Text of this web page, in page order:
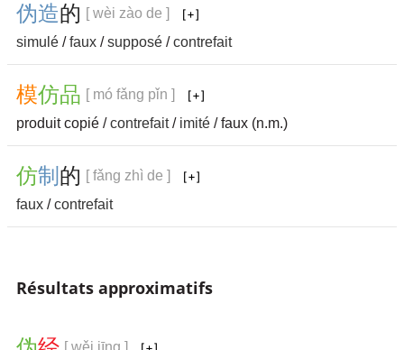
伪造的 [ wèi zào de ]
simulé /faux /supposé /contrefait
模仿品 [ mó fǎng pǐn ]
produit copié /contrefait/ imité / faux (n.m.)
仿制 的 [ fǎng zhì de ]
faux /contrefait
Résultats approximatifs
[ wěi jīng ]